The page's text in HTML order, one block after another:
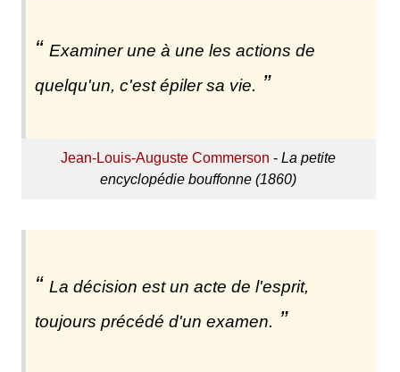
Examiner une à une les actions de
quelqu'un, c'est épiler sa vie.
Jean-Louis-Auguste Commerson -La petite
encyclopédie bouffonne (1860)
La décision est un acte de l'esprit,
toujours précédé d'un examen.